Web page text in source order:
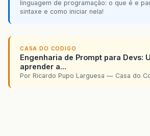
linguagem de programação: o que é e
sintaxe e como iniciar nela!
CASA DO CODIGO
Engenharia de Prompt para Devs:
aprender a...
Por Ricardo Pupo Larguesa — Casa do